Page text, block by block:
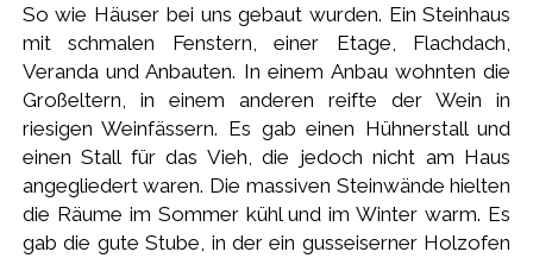
So wie Häuser bei uns gebaut wurden. Ein Steinhaus
mit schmalen Fenstern, einer Etage, Flachdach,
Veranda und Anbauten. In einem Anbau wohnten die
Großeltern, in einem anderen reifte der Wein in
riesigen Weinfässern. Es gab einen Hühnerstall und
einen Stall für das Vieh, die jedoch nicht am Haus
angegliedert waren. Die massiven Steinwände hielten
die Räume im Sommer kühl und im Winter warm. Es
gab die gute Stube, in der ein gusseiserner Holzofen